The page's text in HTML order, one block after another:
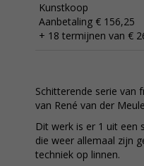
Kunstkoop
Aanbetaling € 156,25
+ 18 termijnen van €
Schitterende serie van
van René van der
Dit werk is er 1 uit een
die weer allemaal zijn
techniek op linnen.